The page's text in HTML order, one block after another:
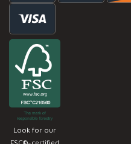
Look for our
FSC®-certified